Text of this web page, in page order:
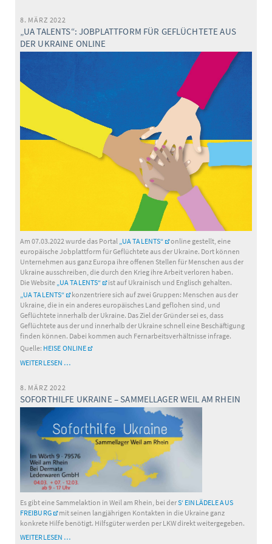
8. MÄRZ 2022
„UA TALENTS“: JOBPLATTFORM FÜR GEFLÜCHTETE AUS
DER UKRAINE ONLINE
Am 07.03.2022 wurde das Portal „UA TALENTS“
online gestellt, eine
europäische Jobplattform für Geflüchtete aus der Ukraine. Dort können
Unternehmen aus ganz Europa ihre offenen Stellen für Menschen aus der
Ukraine ausschreiben, die durch den Krieg ihre Arbeit verloren haben.
Die Website „UA TALENTS“
ist auf Ukrainisch und Englisch gehalten.
„UA TALENTS“
konzentriere sich auf zwei Gruppen: Menschen aus der
Ukraine, die in ein anderes europäisches Land geflohen sind, und
Geflüchtete innerhalb der Ukraine. Das Ziel der Gründer sei es, dass
Geflüchtete aus der und innerhalb der Ukraine schnell eine Beschäftigung
finden können. Dabei kommen auch Fernarbeitsverhältnisse infrage.
Quelle: HEISE ONLINE
WEITERLESEN …„UA
GEFLÜCHTETE
DER
UKRAINE
ONLINE
8. MÄRZ 2022
SOFORTHILFE UKRAINE – SAMMELLAGER WEIL AM RHEIN
Es gibt eine Sammelaktion in Weil am Rhein, bei derS‘ EINLÄDELE AUS
FREIBURG
mit seinen langjährigen Kontakten in die Ukraine ganz
konkrete Hilfe benötigt. Hilfsgüter werden per LKW direkt weitergegeben.
WEITERLESEN …SOFORTHILFE